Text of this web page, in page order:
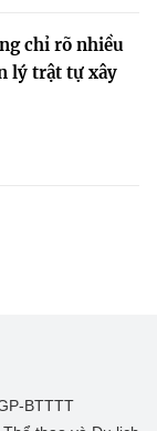
chỉ rõ nhiều
lý trật tự xây
BTTTT